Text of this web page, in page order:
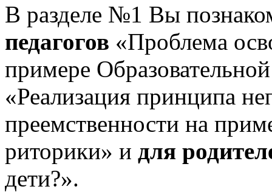
В разделе №1 Вы
педагогов «Проблема
примере
«Реализация принципа
преемственности на
риторики» и для
дети?».